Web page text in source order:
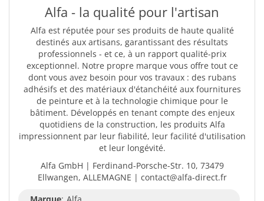
Alfa - la qualité pour l'artisan
Alfa est réputée pour ses produits de haute qualité
destinés aux artisans, garantissant des résultats
professionnels - et ce, à un rapport qualité-prix
exceptionnel. Notre propre marque vous offre tout ce
dont vous avez besoin pour vos travaux : des rubans
adhésifs et des matériaux d'étanchéité aux fournitures
de peinture et à la technologie chimique pour le
bâtiment. Développés en tenant compte des enjeux
quotidiens de la construction, les produits Alfa
impressionnent par leur fiabilité, leur facilité d'utilisation
et leur longévité.
Alfa GmbH | Ferdinand-Porsche-Str. 10, 73479
Ellwangen, ALLEMAGNE | contact@alfa-direct.fr